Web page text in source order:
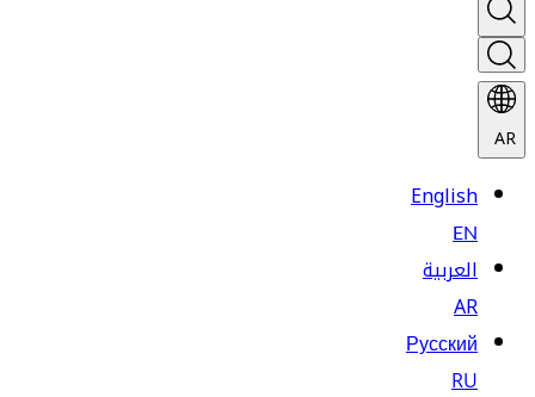
AR
English
EN
العربية
AR
Русский
RU